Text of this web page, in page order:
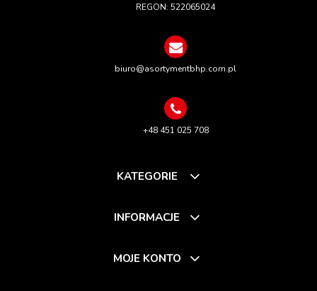
REGON: 522065024
biuro@asortymentbhp.com.pl
+48 451 025 708
KATEGORIE
INFORMACJE
MOJE KONTO